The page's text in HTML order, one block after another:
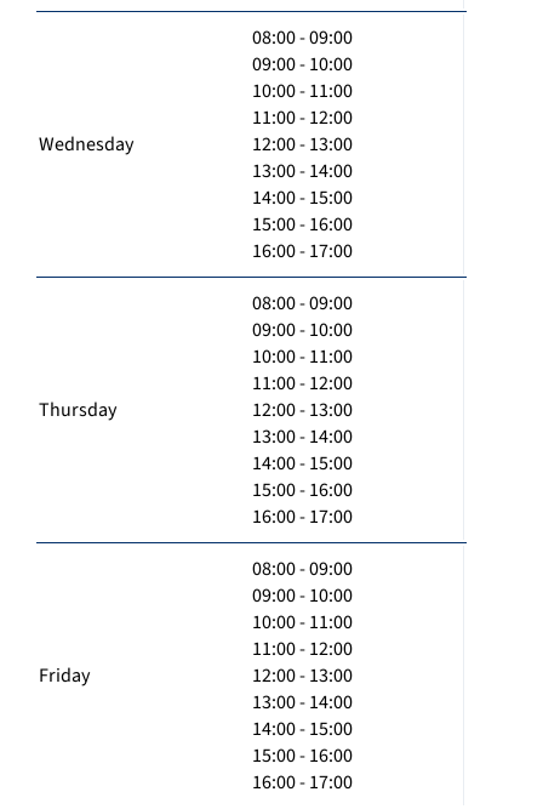
Wednesday
08:00 - 09:00
09:00 - 10:00
10:00 - 11:00
11:00 - 12:00
12:00 - 13:00
13:00 - 14:00
14:00 - 15:00
15:00 - 16:00
16:00 - 17:00
Thursday
08:00 - 09:00
09:00 - 10:00
10:00 - 11:00
11:00 - 12:00
12:00 - 13:00
13:00 - 14:00
14:00 - 15:00
15:00 - 16:00
16:00 - 17:00
Friday
08:00 - 09:00
09:00 - 10:00
10:00 - 11:00
11:00 - 12:00
12:00 - 13:00
13:00 - 14:00
14:00 - 15:00
15:00 - 16:00
16:00 - 17:00